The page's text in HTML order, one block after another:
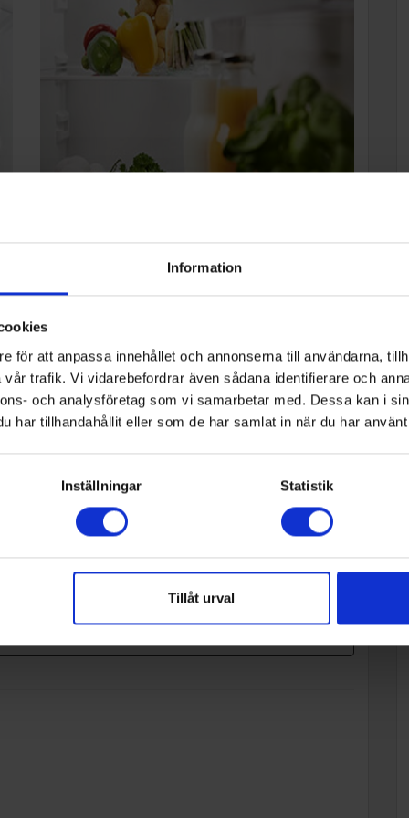
Information
för att anpassa innehållet och annonserna till användarna,
trafik. Vi vidarebefordrar även sådana identifierare och
och analysföretag som vi samarbetar med. Dessa kan i
har tillhandahållit eller som de har samlat in när du har
Inställningar Statistik
Tillåt urval
LED-belysningen ger dig en bra och snabb översikt
NoFrost